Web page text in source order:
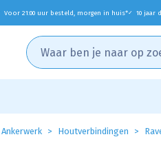
Voor 21:00 uur besteld, morgen in huis*✓ 10 jaar
Ankerwerk Houtverbindingen